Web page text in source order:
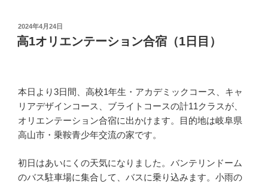
投
稿
日:
2024年4月24日
高1オリエンテーション合宿（1日目）
本日より3日間、高校1年生・アカデミックコース、キャ
リアデザインコース、ブライトコースの計11クラスが、
オリエンテーション合宿に出かけます。目的地は岐阜県
高山市・乗鞍青少年交流の家です。
初日はあいにくの天気になりました。バンテリンドーム
のバス駐車場に集合して、バスに乗り込みます。小雨の